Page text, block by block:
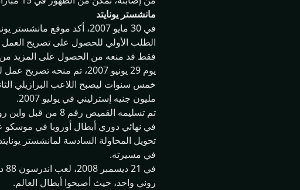
مانشستر يونايتد
في 30 مايو 2007، أكد
الطلب الأولي للحصول على تصريح العمل
فقط قد منعه من الحصول على المزيد من
مليون جنيه إسترليني في يوليو 2007.
تم تسليمه القميص رقم 8 من قبل واين روني الذي تغير إلى رقم 10.
تحويل المحاولة السادسة لمانشستر
في مسيرته.
روني واحد، حيث أصبحوا أبطال العالم.